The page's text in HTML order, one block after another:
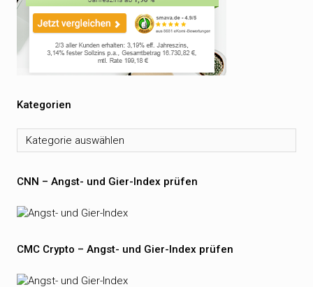
Kategorien
Kategorien
CNN – Angst- und Gier-Index prüfen
CMC Crypto – Angst- und Gier-Index prüfen